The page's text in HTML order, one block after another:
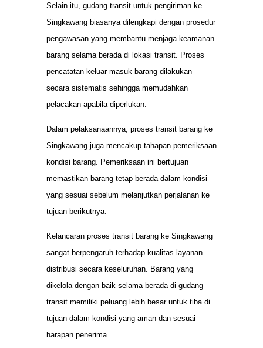
Selain itu, gudang transit untuk pengiriman ke
Singkawang biasanya dilengkapi dengan prosedur
pengawasan yang membantu menjaga keamanan
barang selama berada di lokasi transit. Proses
pencatatan keluar masuk barang dilakukan
secara sistematis sehingga memudahkan
pelacakan apabila diperlukan.
Dalam pelaksanaannya, proses transit barang ke
Singkawang juga mencakup tahapan pemeriksaan
kondisi barang. Pemeriksaan ini bertujuan
memastikan barang tetap berada dalam kondisi
yang sesuai sebelum melanjutkan perjalanan ke
tujuan berikutnya.
Kelancaran proses transit barang ke Singkawang
sangat berpengaruh terhadap kualitas layanan
distribusi secara keseluruhan. Barang yang
dikelola dengan baik selama berada di gudang
transit memiliki peluang lebih besar untuk tiba di
tujuan dalam kondisi yang aman dan sesuai
harapan penerima.